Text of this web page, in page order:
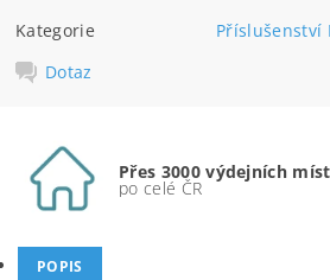
Kategorie
Příslušenství
Dotaz
Přes 3000 výdejních míst
po celé ČR
POPIS